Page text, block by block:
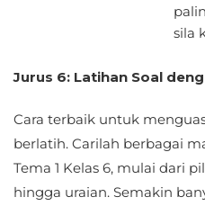
sila
Jurus 6: Latihan Soal
Cara terbaik untuk
berlatih. Carilah berbagai
Tema 1 Kelas 6, mulai dari
hingga uraian. Semakin